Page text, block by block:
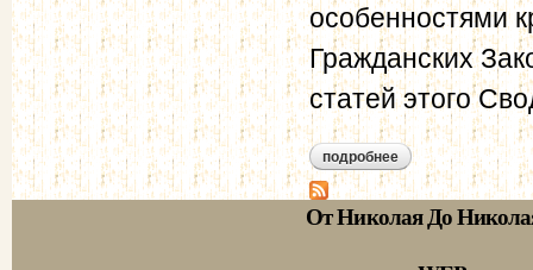
особенностями
Гражданских
статей этого
подробнее о о замене в
1859 г.
От Николая До